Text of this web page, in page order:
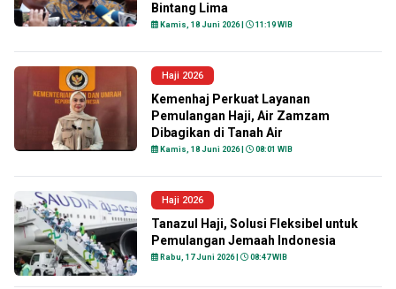
Bintang Lima
Kamis, 18 Juni 2026 | 11:19 WIB
Haji 2026
Kemenhaj Perkuat Layanan
Pemulangan Haji, Air Zamzam
Dibagikan di Tanah Air
Kamis, 18 Juni 2026 | 08:01 WIB
Haji 2026
Tanazul Haji, Solusi Fleksibel untuk
Pemulangan Jemaah Indonesia
Rabu, 17 Juni 2026 | 08:47 WIB